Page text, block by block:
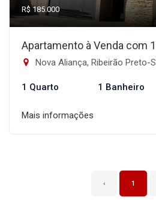
R$ 185.000
Apartamento à Venda com
Nova Aliança, Ribeirão Preto-
1 Quarto 1 Banheiro
Mais informações
‹ 1